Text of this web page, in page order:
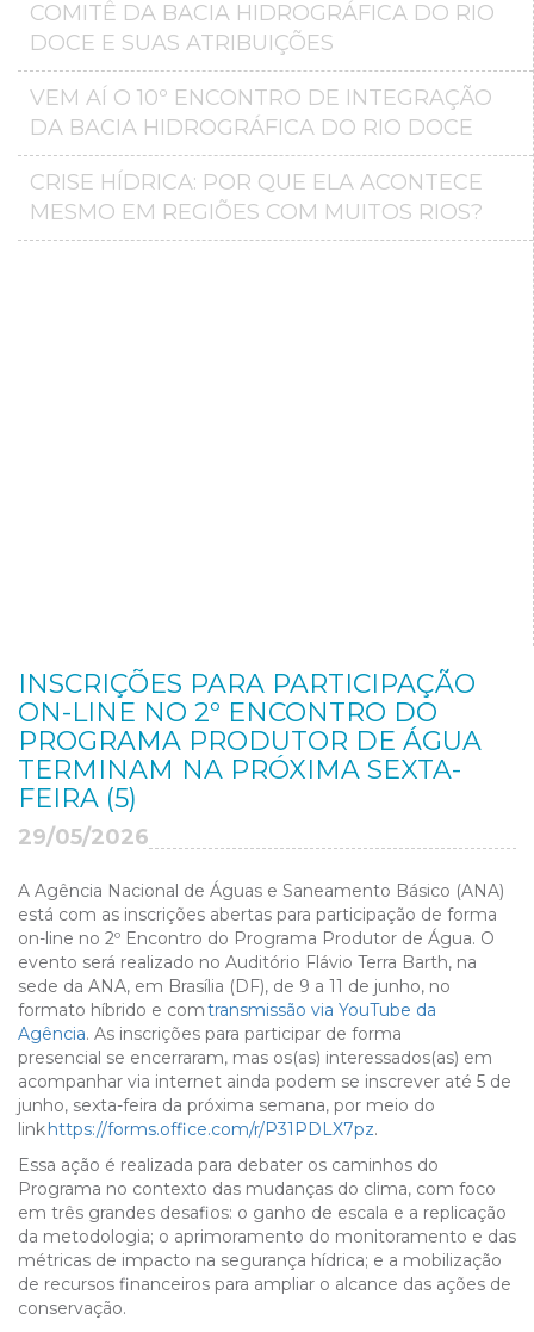
COMITÊ DA BACIA HIDROGRÁFICA DO RIO
DOCE E SUAS ATRIBUIÇÕES
VEM AÍ O 10º ENCONTRO DE INTEGRAÇÃO
DA BACIA HIDROGRÁFICA DO RIO DOCE
CRISE HÍDRICA: POR QUE ELA ACONTECE
MESMO EM REGIÕES COM MUITOS RIOS?
INSCRIÇÕES PARA PARTICIPAÇÃO
ON-LINE NO 2º ENCONTRO DO
PROGRAMA PRODUTOR DE ÁGUA
TERMINAM NA PRÓXIMA SEXTA-
FEIRA (5)
29/05/2026
A Agência Nacional de Águas e Saneamento Básico (ANA)
está com as inscrições abertas para participação de forma
on-line no 2º Encontro do Programa Produtor de Água. O
evento será realizado no Auditório Flávio Terra Barth, na
sede da ANA, em Brasília (DF), de 9 a 11 de junho, no
formato híbrido e comtransmissão via YouTube da
Agência. As inscrições para participar de forma
presencial se encerraram, mas os(as) interessados(as) em
acompanhar via internet ainda podem se inscrever até 5 de
junho, sexta-feira da próxima semana, por meio do
linkhttps://forms.office.com/r/P31PDLX7pz.
Essa ação é realizada para debater os caminhos do
Programa no contexto das mudanças do clima, com foco
em três grandes desafios: o ganho de escala e a replicação
da metodologia; o aprimoramento do monitoramento e das
métricas de impacto na segurança hídrica; e a mobilização
de recursos financeiros para ampliar o alcance das ações de
conservação.